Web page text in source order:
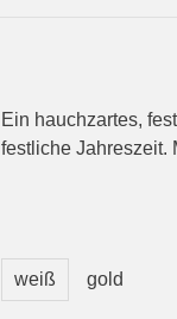
Ein hauchzartes,
festliche Jahreszeit.
weiß gold